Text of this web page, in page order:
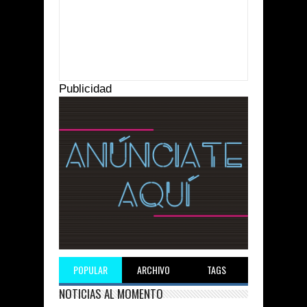
Publicidad
POPULAR ARCHIVO TAGS
NOTICIAS AL MOMENTO